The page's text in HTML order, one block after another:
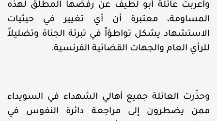
وأعربت عائلة أبو لطيف عن رفضها المطلق لهذه
المساومة، معتبرة أن أي تغيير في حيثيات
الاستشهاد يشكل تواطؤاً في تبرئة الجناة وتضليلاً
للرأي العام والجهات القضائية الفرنسية.
وحذّرت العائلة جميع أهالي الشهداء في السويداء
ممن يضطرون إلى مراجعة دائرة النفوس في